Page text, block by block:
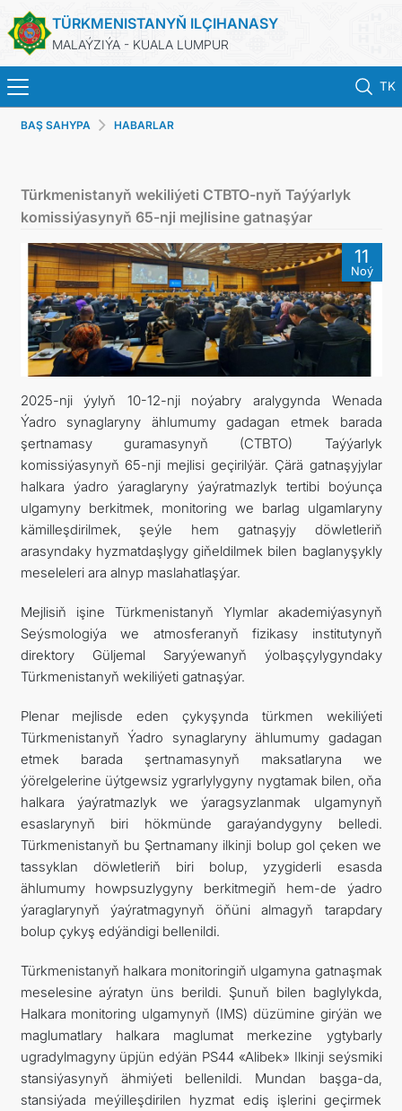
TÜRKMENISTANYŇ ILÇIHANASY
MALAÝZIÝA - KUALA LUMPUR
TK
BAŞ SAHYPA
TÜRKMENISTAN
KONSULLYK HYZMATLARY
DIM
INVEST TO TURKMENISTAN!
ARAGATNAŞYK
BAŞ SAHYPA HABARLAR
Türkmenistanyň wekiliýeti CTBTO-nyň Taýýarlyk
komissiýasynyň 65-nji mejlisine gatnaşýar
11
Noý
2025-nji ýylyň 10-12-nji noýabry aralygynda Wenada
Ýadro synaglaryny ählumumy gadagan etmek barada
şertnamasy guramasynyň (CTBTO) Taýýarlyk
komissiýasynyň 65-nji mejlisi geçirilýär. Çärä gatnaşyjylar
halkara ýadro ýaraglaryny ýaýratmazlyk tertibi boýunça
ulgamyny berkitmek, monitoring we barlag ulgamlaryny
kämilleşdirilmek, şeýle hem gatnaşyjy döwletleriň
arasyndaky hyzmatdaşlygy giňeldilmek bilen baglanyşykly
meseleleri ara alnyp maslahatlaşýar.
Mejlisiň işine Türkmenistanyň Ylymlar akademiýasynyň
Seýsmologiýa we atmosferanyň fizikasy institutynyň
direktory Güljemal Saryýewanyň ýolbaşçylygyndaky
Türkmenistanyň wekiliýeti gatnaşýar.
Plenar mejlisde eden çykyşynda türkmen wekiliýeti
Türkmenistanyň Ýadro synaglaryny ählumumy gadagan
etmek barada şertnamasynyň maksatlaryna we
ýörelgelerine üýtgewsiz ygrarlylygyny nygtamak bilen, oňa
halkara ýaýratmazlyk we ýaragsyzlanmak ulgamynyň
esaslarynyň biri hökmünde garaýandygyny belledi.
Türkmenistanyň bu Şertnamany ilkinji bolup gol çeken we
tassyklan döwletleriň biri bolup, yzygiderli esasda
ählumumy howpsuzlygyny berkitmegiň hem-de ýadro
ýaraglarynyň ýaýratmagynyň öňüni almagyň tarapdary
bolup çykyş edýändigi bellenildi.
Türkmenistanyň halkara monitoringiň ulgamyna gatnaşmak
meselesine aýratyn üns berildi. Şunuň bilen baglylykda,
Halkara monitoring ulgamynyň (IMS) düzümine girýän we
maglumatlary halkara maglumat merkezine ygtybarly
ugradylmagyny üpjün edýän PS44 «Alibek» Ilkinji seýsmiki
stansiýasynyň ähmiýeti bellenildi. Mundan başga-da,
stansiýada meýilleşdirilen hyzmat ediş işlerini geçirmek